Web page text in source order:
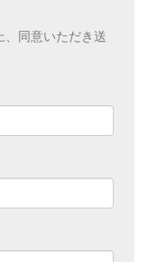
管理し、原則とし
式会社の個人情報
情報保護方針をご
、対応できかねる
除を希望される場
に備え、
ています。
、同意いただき送